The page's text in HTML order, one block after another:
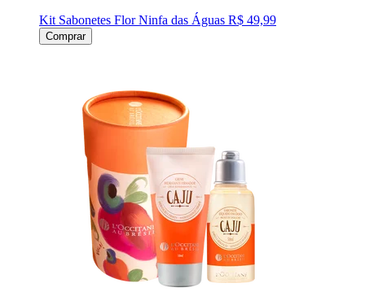
Kit Sabonetes Flor Ninfa das Águas R$ 49,99
Comprar